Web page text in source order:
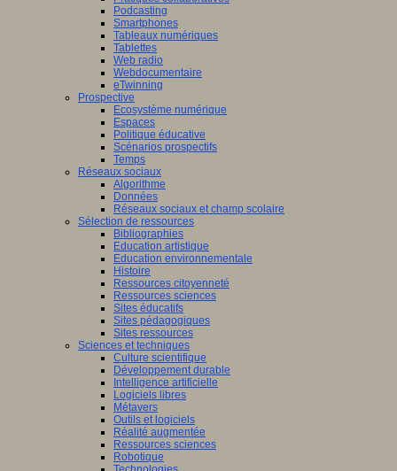
Podcasting
Smartphones
Tableaux numériques
Tablettes
Web radio
Webdocumentaire
eTwinning
Prospective
Ecosystème numérique
Espaces
Politique éducative
Scénarios prospectifs
Temps
Réseaux sociaux
Algorithme
Données
Réseaux sociaux et champ scolaire
Sélection de ressources
Bibliographies
Education artistique
Education environnementale
Histoire
Ressources citoyenneté
Ressources sciences
Sites éducatifs
Sites pédagogiques
Sites ressources
Sciences et techniques
Culture scientifique
Développement durable
Intelligence artificielle
Logiciels libres
Métavers
Outils et logiciels
Réalité augmentée
Ressources sciences
Robotique